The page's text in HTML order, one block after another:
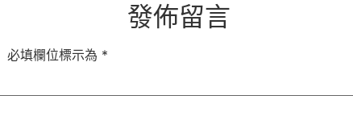
發佈留言
必填欄位標示為 *